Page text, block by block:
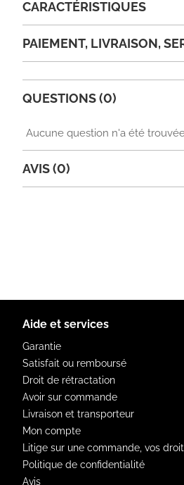
CARACTÉRISTIQUES
PAIEMENT, LIVRAISON,
QUESTIONS (0)
Aucune question n'a été
AVIS (0)
Aide et services
Garantie
Satisfait ou remboursé
Droit de rétractation
Avoir sur commande
Livraison et transporteur
Mon compte
Litige sur une commande, vos
Politique de confidentialité
Avis